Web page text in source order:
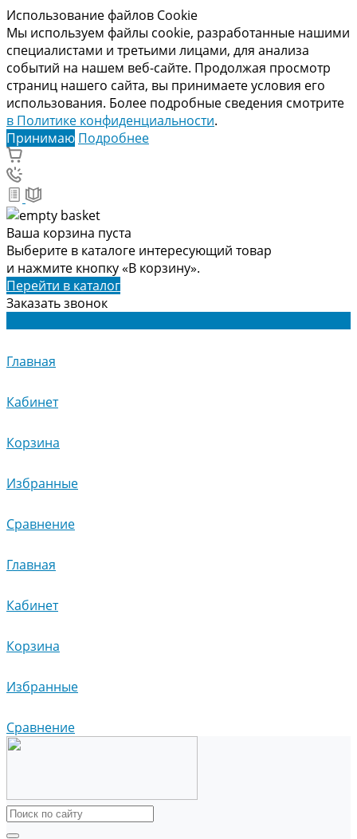
Использование файлов Cookie
Мы используем файлы cookie, разработанные нашими
специалистами и третьими лицами, для анализа
событий на нашем веб-сайте. Продолжая просмотр
страниц нашего сайта, вы принимаете условия его
использования. Более подробные сведения смотрите
в Политике конфиденциальности.
Принимаю Подробнее
Ваша корзина пуста
Выберите в каталоге интересующий товар
и нажмите кнопку «В корзину».
Перейти в каталог
Заказать звонок
Главная
Кабинет
Корзина
Избранные
Сравнение
Главная
Кабинет
Корзина
Избранные
Сравнение